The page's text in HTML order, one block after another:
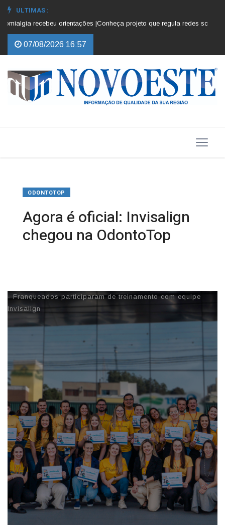
ULTIMAS :
recebeu orientações |Conheça projeto que regula redes sociais
07/08/2026 16:57
ODONTOTOP
Agora é oficial: Invisalign
chegou na OdontoTop
- Franqueados participaram de treinamento com equipe
Invisalign